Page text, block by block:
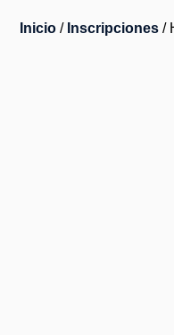
Inicio / Inscripciones /